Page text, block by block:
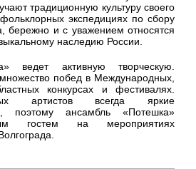
традиционную культуру своего
экспедициях по сбору
бережно и с уважением относятся
наследию России.
ведет активную творческую.
побед в Международных,
конкурсах и фестивалях.
артистов всегда яркие
поэтому ансамбль «Потешка»
гостем на мероприятиях